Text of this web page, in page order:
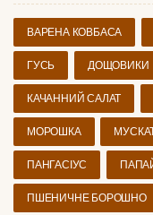
ВАРЕНА КОВБАСА
ГУСЬ ДОЩОВИКИ
КАЧАННИЙ САЛАТ
МОРОШКА
ПАНГАСІУС
ПШЕНИЧНЕ БОРОШНО